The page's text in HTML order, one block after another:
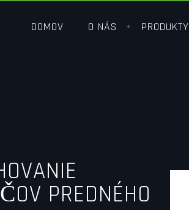
DOMOV O NÁS PRODUKTY
PREDNÉHO